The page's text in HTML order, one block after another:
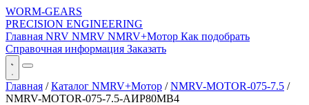
WORM-GEARS
PRECISION ENGINEERING
Главная NRV NMRV NMRV+Мотор Как подобрать
Справочная информация Заказать
Главная / Каталог NMRV+Мотор / NMRV-MOTOR-075-7.5 /
NMRV-MOTOR-075-7.5-АИР80MB4